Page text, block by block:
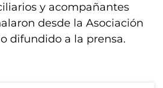
y acompañantes
desde la Asociación
difundido a la prensa.